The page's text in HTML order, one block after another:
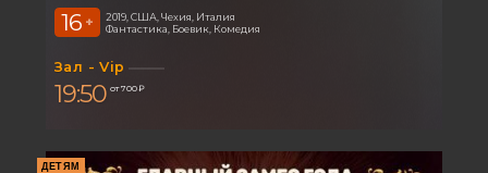
16 +
2019, США, Чехия, Италия
Фантастика, Боевик, Комедия
Зал - Vip
19:50 от 700 ₽
ДЕТЯМ